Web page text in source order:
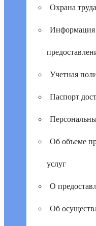
Охрана труда
Информация
Учетная
Паспорт
Об объеме
услуг
О
Об